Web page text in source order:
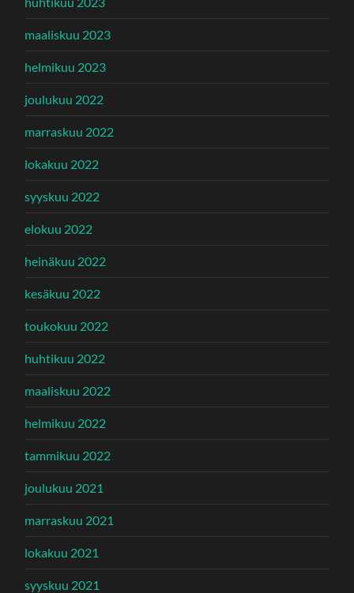
maaliskuu 2023
helmikuu 2023
joulukuu 2022
marraskuu 2022
lokakuu 2022
syyskuu 2022
elokuu 2022
heinäkuu 2022
kesäkuu 2022
toukokuu 2022
huhtikuu 2022
maaliskuu 2022
helmikuu 2022
tammikuu 2022
joulukuu 2021
marraskuu 2021
lokakuu 2021
syyskuu 2021